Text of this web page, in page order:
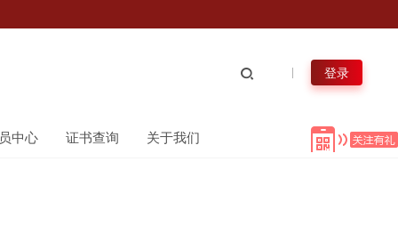
登录
中心 证书查询 关于我们